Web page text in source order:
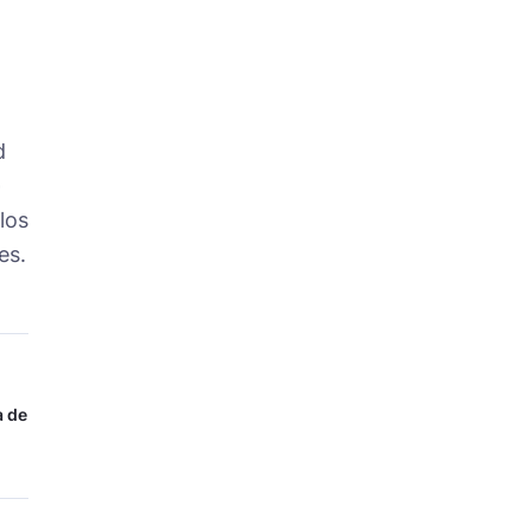
de